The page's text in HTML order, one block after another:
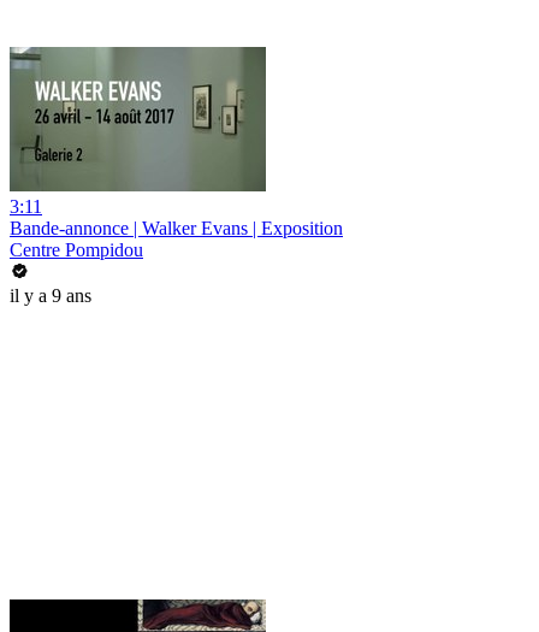
3:11
Bande-annonce | Walker Evans | Exposition
Centre Pompidou
il y a 9 ans